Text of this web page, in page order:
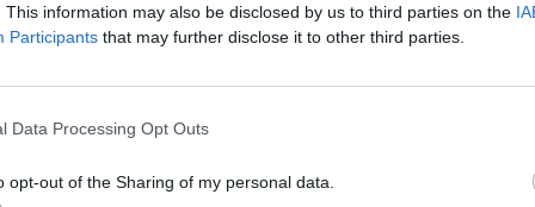
This information may also be disclosed by us to third parties on the
Participants that may further disclose it to other third parties.
Data Processing Opt Outs
opt-out of the Sharing of my personal data.